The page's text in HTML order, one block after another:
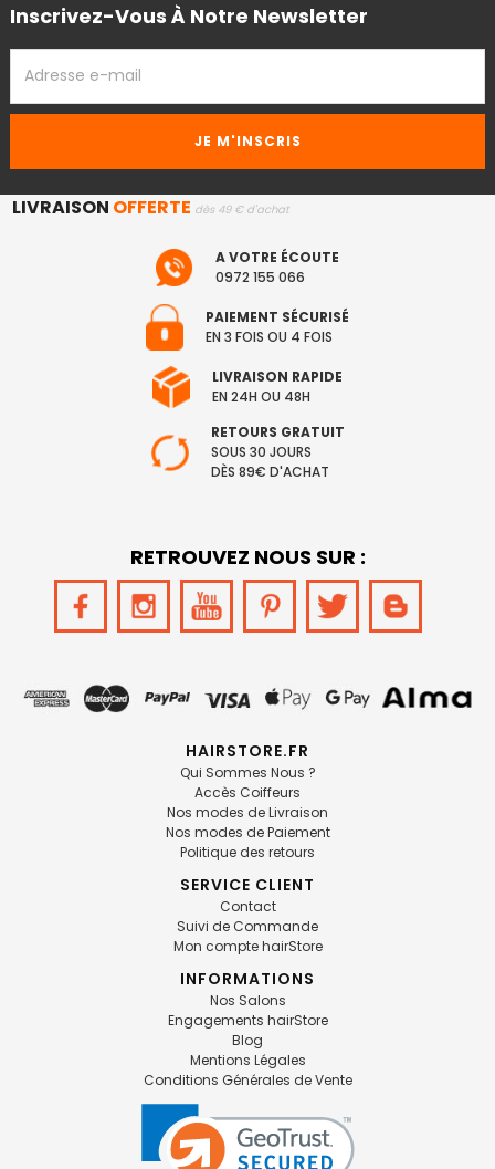
Inscrivez-Vous À Notre Newsletter
EMAIL
LIVRAISON OFFERTE dès 49 € d'achat
A VOTRE ÉCOUTE
0972 155 066
PAIEMENT SÉCURISÉ
EN 3 FOIS OU 4 FOIS
LIVRAISON RAPIDE
EN 24H OU 48H
RETOURS GRATUIT
SOUS 30 JOURS
DÈS 89€ D'ACHAT
RETROUVEZ NOUS SUR :
HAIRSTORE.FR
Qui Sommes Nous ?
Accès Coiffeurs
Nos modes de Livraison
Nos modes de Paiement
Politique des retours
SERVICE CLIENT
Contact
Suivi de Commande
Mon compte hairStore
INFORMATIONS
Nos Salons
Engagements hairStore
Blog
Mentions Légales
Conditions Générales de Vente